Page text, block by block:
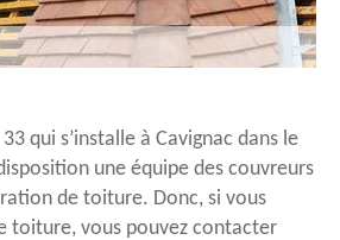
qui s’installe à Cavignac dans le
une équipe des couvreurs
de toiture. Donc, si vous
toiture, vous pouvez contacter